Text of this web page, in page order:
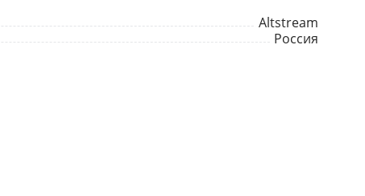
Altstream
Россия